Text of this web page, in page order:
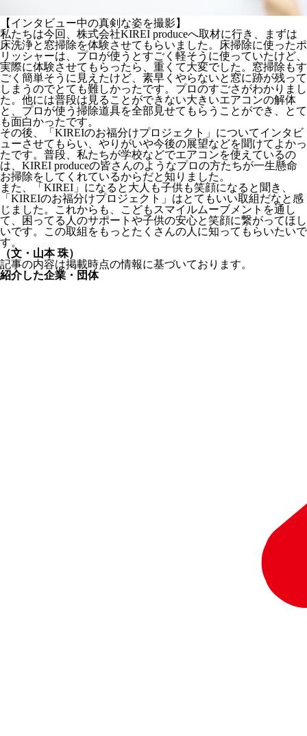
【インタビュー中の真剣な姿を撮影】
私たちは今回、株式会社KIREI produceへ取材に行き、まずは
床洗浄と窓掃除を体験させてもらいました。床掃除に使ったポ
リッシャーは、プロが使うとすごく軽そうに使っていたけど、
実際に体験させてもらったら、重くて大変でした。窓掃除もす
ごく簡単そうに見えたけど、素早くやらないと窓に跡が残って
しまうのでとても難しかったです。プロのすごさがわかりまし
た。他には普段は見ることができない大きいエアコンの解体
と、プロが使う掃除道具を全部見せてもらうことができ、とて
も面白かったです。
その後、「KIREIのお福分けプロジェクト」についてインタビ
ューさせてもらい、やりがいや今後の展望などを聞けてよかっ
たです。普段、私たちが学校などでエアコンを使えているの
は、KIREI produceの皆さんのようなプロの方たちが一生懸命
お掃除をしてくれているからだと知りました。
また、「KIREI」になると大人も子供も笑顔になると聞き、
「KIREIのお福分けプロジェクト」はとてもいい取組だなと感
じました。これからも、こどもスマイルムーブメントを通し
て、困ってる人のサポートや子供の安心と笑顔に繋がってほし
いです。この取組をもっとたくさんの人に知ってもらいたいで
す。
（文・山本 珠）
記事の内容は掲載時点の情報に基づいております。
紹介した企業・団体